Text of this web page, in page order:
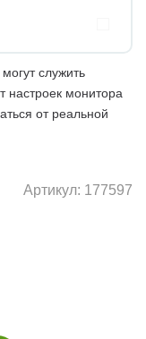
служить
настроек монитора
от реальной
Артикул: 177597